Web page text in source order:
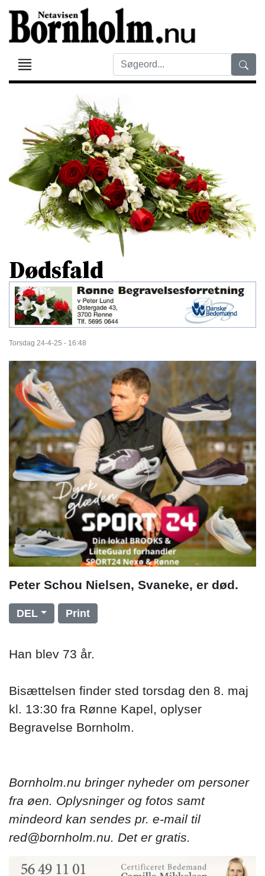
Dødsfald
Torsdag 24-4-25 - 16:48
Peter Schou Nielsen, Svaneke, er død.
DEL Print
Han blev 73 år.
Bisættelsen finder sted torsdag den 8. maj
kl. 13:30 fra Rønne Kapel, oplyser
Begravelse Bornholm.
Bornholm.nu bringer nyheder om personer
fra øen. Oplysninger og fotos samt
mindeord kan sendes pr. e-mail til
red@bornholm.nu. Det er gratis.